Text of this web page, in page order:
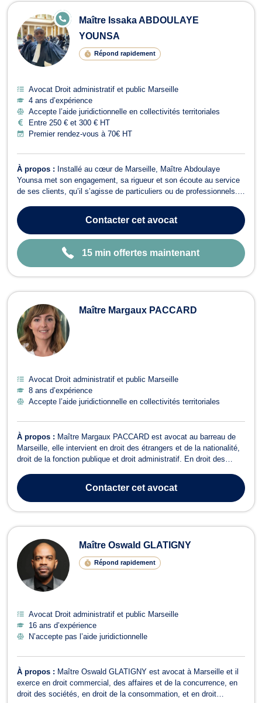
Maître Issaka ABDOULAYE
YOUNSA
Répond rapidement
E
N
LI
G
N
E
Avocat Droit administratif et public Marseille
4 ans d’expérience
Accepte l’aide juridictionnelle en collectivités territoriales
Entre 250 € et 300 € HT
Premier rendez-vous à 70€ HT
À propos : Installé au cœur de Marseille, Maître Abdoulaye
Younsa met son engagement, sa rigueur et son écoute au service
de ses clients, qu’il s’agisse de particuliers ou de professionnels.
expérience concrète du terrain judiciaire, il intervient dans plusieurs
domaines clés...
Contactercet avocat
15 min offertes maintenant
Maître Margaux PACCARD
Avocat Droit administratif et public Marseille
8 ans d’expérience
Accepte l’aide juridictionnelle en collectivités territoriales
À propos : Maître Margaux PACCARD est avocat au barreau de
Marseille, elle intervient en droit des étrangers et de la nationalité,
droit de la fonction publique et droit administratif. En droit des
et vous conseille dans le cadre de votre demande de titre de
séjour, de vis...
Contactercet avocat
Maître Oswald GLATIGNY
Répond rapidement
Avocat Droit administratif et public Marseille
16 ans d’expérience
N’accepte pas l’aide juridictionnelle
À propos : Maître Oswald GLATIGNY est avocat à Marseille et il
exerce en droit commercial, des affaires et de la concurrence, en
droit des sociétés, en droit de la consommation, et en droit